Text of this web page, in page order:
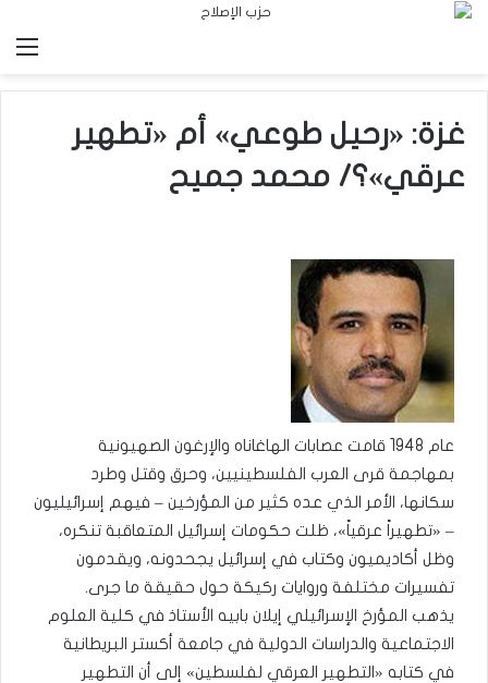
غزة: «رحيل طوعي» أم «تطهير
عرقي»؟/ محمد جميح
عام 1948 قامت عصابات الهاغاناه والإرغون الصهيونية
بمهاجمة قرى العرب الفلسطينيين، وحرق وقتل وطرد
سكانها، الأمر الذي عده كثير من المؤرخين – فيهم إسرائيليون
– «تطهيراً عرقياً»، ظلت حكومات إسرائيل المتعاقبة تنكره،
وظل أكاديميون وكتاب في إسرائيل يجحدونه، ويقدمون
تفسيرات مختلفة وروايات ركيكة حول حقيقة ما جرى.
يذهب المؤرخ الإسرائيلي إيلان بابيه الأستاذ في كلية العلوم
الاجتماعية والدراسات الدولية في جامعة أكستر البريطانية
في كتابه «التطهير العرقي لفلسطين» إلى أن التطهير